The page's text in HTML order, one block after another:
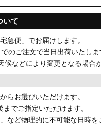
ゴン
ップワゴン/スパーダ
ゴンスパーダ
いて
急便」でお届けします。
のご注文で当日出荷いたしま
候などにより変更となる場合
らお選びいただけます。
までご指定いただけます。
」など物理的に不可能な日時